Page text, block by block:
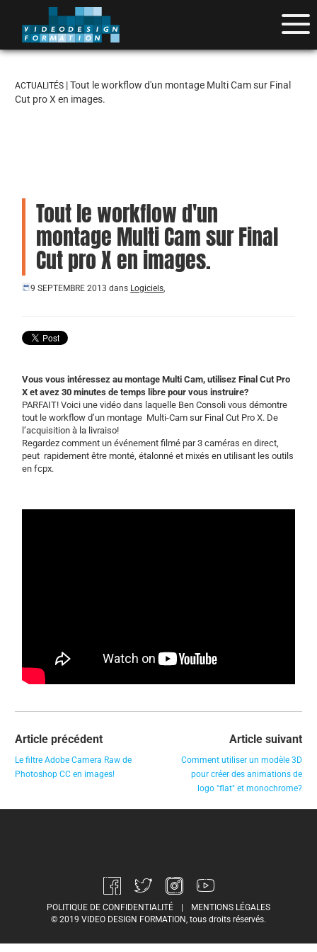
ACTUALITÉS | Tout le workflow d'un montage Multi Cam sur Final
Cut pro X en images.
Tout le workflow d'un
montage Multi Cam sur Final
Cut pro X en images.
9 SEPTEMBRE 2013 dans Logiciels,
Vous vous intéressez au montage Multi Cam, utilisez Final Cut Pro
X et avez 30 minutes de temps libre pour vous instruire?
PARFAIT! Voici une vidéo dans laquelle Ben Consoli vous démontre
tout le workflow d’un montage Multi-Cam sur Final Cut Pro X. De
l’acquisition à la livraiso!
Regardez comment un événement filmé par 3 caméras en direct,
peut rapidement être monté, étalonné et mixés en utilisant les outils
en fcpx.
Article précédent
Le filtre Adobe Camera Raw de
Photoshop CC en images!
Article suivant
Comment utiliser un modèle 3D
pour créer des animations de
logo "flat" et monochrome?
POLITIQUE DE CONFIDENTIALITÉ |
MENTIONS LÉGALES
© 2019 VIDEO DESIGN FORMATION, tous droits réservés.